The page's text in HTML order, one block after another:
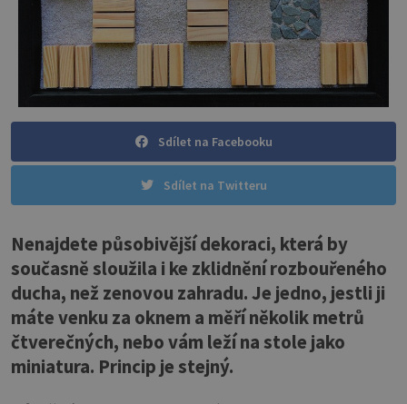
Sdílet na Facebooku
Sdílet na Twitteru
Nenajdete působivější dekoraci, která by
současně sloužila i ke zklidnění rozbouřeného
ducha, než zenovou zahradu. Je jedno, jestli ji
máte venku za oknem a měří několik metrů
čtverečných, nebo vám leží na stole jako
miniatura. Princip je stejný.